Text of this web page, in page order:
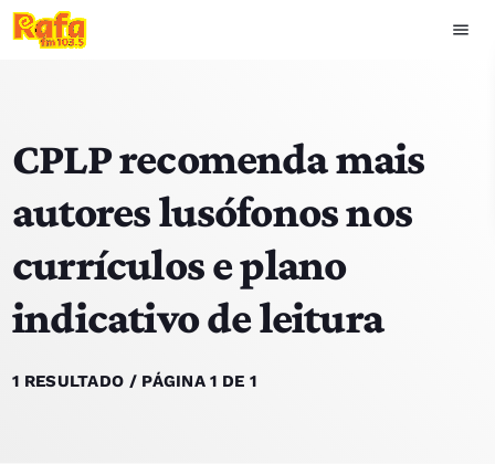
menu
play_arrow OUVIR RAFA
HOME
NOTÍCIAS
EQUIPA
CPLP recomenda mais
autores lusófonos nos
currículos e plano
indicativo de leitura
1 RESULTADO / PÁGINA 1 DE 1